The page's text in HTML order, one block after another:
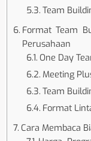
Team
Format Team
Perusahaan
One Day
Meeting
Team
Format
Cara Membaca